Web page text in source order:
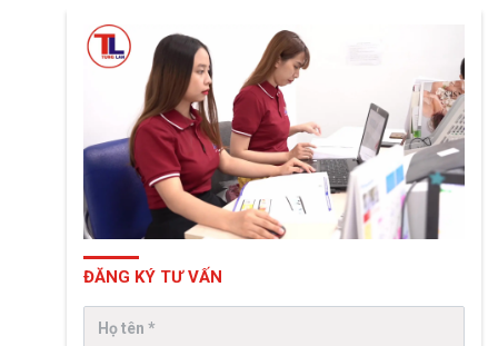
ĐĂNG KÝ TƯ VẤN